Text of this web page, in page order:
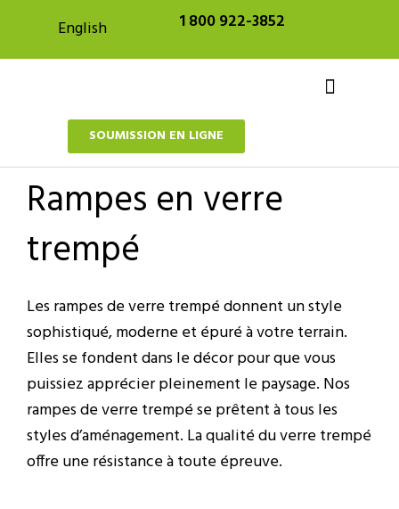
contenu
English 1 800 922-3852
SOUMISSION EN LIGNE
Rampes en verre
trempé
Les rampes de verre trempé donnent un style
sophistiqué, moderne et épuré à votre terrain.
Elles se fondent dans le décor pour que vous
puissiez apprécier pleinement le paysage. Nos
rampes de verre trempé se prêtent à tous les
styles d’aménagement. La qualité du verre trempé
offre une résistance à toute épreuve.